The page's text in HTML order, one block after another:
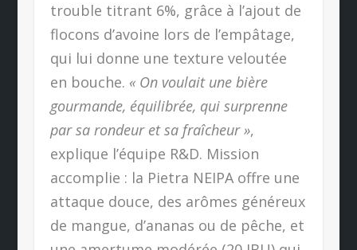
trouble titrant 6%, grâce à l’ajout de
flocons d’avoine lors de l’empâtage,
qui lui donne une texture veloutée
en bouche. « On voulait une bière
gourmande, équilibrée, qui surprenne
par sa rondeur et sa fraîcheur »,
explique l’équipe R&D. Mission
accomplie : la Pietra NEIPA offre une
attaque douce, des arômes généreux
de mangue, d’ananas ou de pêche, et